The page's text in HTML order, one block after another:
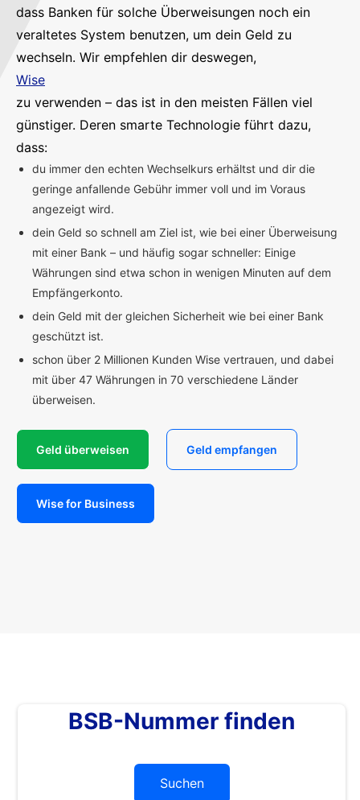
dass Banken für solche Überweisungen noch ein
veraltetes System benutzen, um dein Geld zu
wechseln. Wir empfehlen dir deswegen,
Wise
zu verwenden – das ist in den meisten Fällen viel
günstiger. Deren smarte Technologie führt dazu,
dass:
du immer den echten Wechselkurs erhältst und dir die
geringe anfallende Gebühr immer voll und im Voraus
angezeigt wird.
dein Geld so schnell am Ziel ist, wie bei einer Überweisung
mit einer Bank – und häufig sogar schneller: Einige
Währungen sind etwa schon in wenigen Minuten auf dem
Empfängerkonto.
dein Geld mit der gleichen Sicherheit wie bei einer Bank
geschützt ist.
schon über 2 Millionen Kunden Wise vertrauen, und dabei
mit über 47 Währungen in 70 verschiedene Länder
überweisen.
Geld überweisen Geld empfangen
Wise for Business
BSB-Nummer finden
Suchen